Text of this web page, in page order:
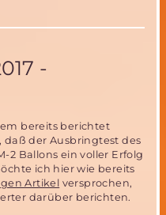
-
bereits berichtet
daß der Ausbringtest des
2 Ballons ein voller Erfolg
ich hier wie bereits
Artikel versprochen,
darüber berichten.